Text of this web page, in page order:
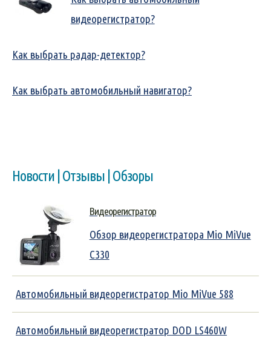
видеорегистратор?
Как выбрать радар-детектор?
Как выбрать автомобильный навигатор?
Новости | Отзывы | Обзоры
Видеорегистратор
Обзор видеорегистратора Mio MiVue
C330
Автомобильный видеорегистратор Mio MiVue 588
Автомобильный видеорегистратор DOD LS460W